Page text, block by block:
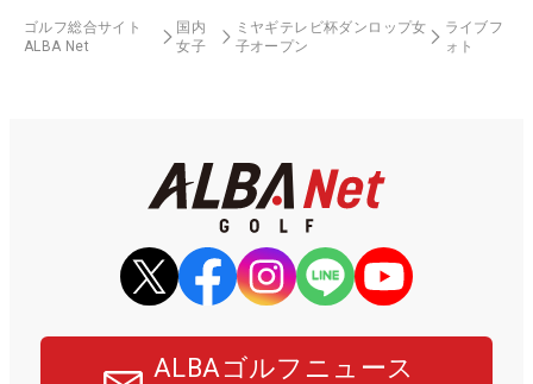
ゴルフ総合サイト
ALBA Net
国内
女子
ミヤギテレビ杯ダンロップ女
子オープン
ライブフ
ォト
ALBAゴルフニュース